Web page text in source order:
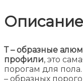
Описание
Т – образные
профили, это
порогам для
– образных